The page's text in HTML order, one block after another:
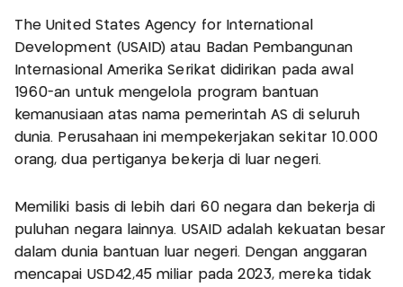
The United States Agency for International
Development (USAID) atau Badan Pembangunan
Internasional Amerika Serikat didirikan pada awal
1960-an untuk mengelola program bantuan
kemanusiaan atas nama pemerintah AS di seluruh
dunia. Perusahaan ini mempekerjakan sekitar 10.000
orang, dua pertiganya bekerja di luar negeri.
Memiliki basis di lebih dari 60 negara dan bekerja di
puluhan negara lainnya. USAID adalah kekuatan besar
dalam dunia bantuan luar negeri. Dengan anggaran
mencapai USD42,45 miliar pada 2023, mereka tidak